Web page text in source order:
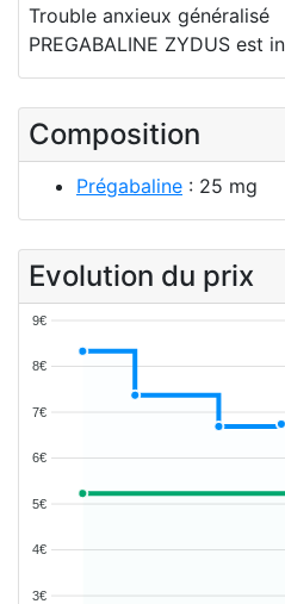
Trouble anxieux généralisé
PREGABALINE ZYDUS est
Composition
Prégabaline : 25 mg
Evolution du prix
9€
8€
7€
6€
5€
4€
3€